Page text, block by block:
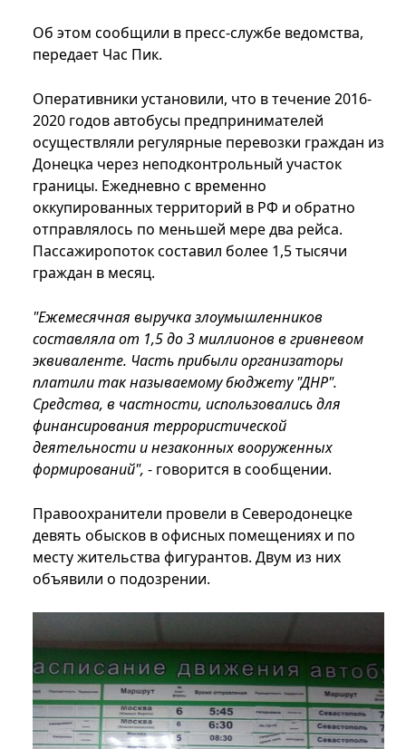
Об этом сообщили в пресс-службе ведомства,
передает Час Пик.
Оперативники установили, что в течение 2016-
2020 годов автобусы предпринимателей
осуществляли регулярные перевозки граждан из
Донецка через неподконтрольный участок
границы. Ежедневно с временно
оккупированных территорий в РФ и обратно
отправлялось по меньшей мере два рейса.
Пассажиропоток составил более 1,5 тысячи
граждан в месяц.
"Ежемесячная выручка злоумышленников
составляла от 1,5 до 3 миллионов в гривневом
эквиваленте. Часть прибыли организаторы
платили так называемому бюджету "ДНР".
Средства, в частности, использовались для
финансирования террористической
деятельности и незаконных вооруженных
формирований", - говорится в сообщении.
Правоохранители провели в Северодонецке
девять обысков в офисных помещениях и по
месту жительства фигурантов. Двум из них
объявили о подозрении.